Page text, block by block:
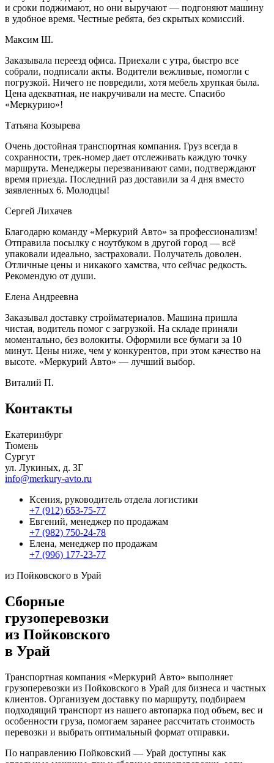
и сроки поджимают, но они выручают — подгоняют машину
в удобное время. Честные ребята, без скрытых комиссий.
Максим Ш.
Заказывала переезд офиса. Приехали с утра, быстро все
собрали, подписали акты. Водители вежливые, помогли с
погрузкой. Ничего не повредили, хотя мебель хрупкая была.
Цена адекватная, не накручивали на месте. Спасибо
«Меркурию»!
Татьяна Козырева
Очень достойная транспортная компания. Груз всегда в
сохранности, трек-номер дает отслеживать каждую точку
маршрута. Менеджеры перезванивают сами, подтверждают
время приезда. Последний раз доставили за 4 дня вместо
заявленных 6. Молодцы!
Сергей Лихачев
Благодарю команду «Меркурий Авто» за профессионализм!
Отправила посылку с ноутбуком в другой город — всё
упаковали идеально, застраховали. Получатель доволен.
Отличные цены и никакого хамства, что сейчас редкость.
Рекомендую от души.
Елена Андреевна
Заказывал доставку стройматериалов. Машина пришла
чистая, водитель помог с загрузкой. На складе приняли
моментально, без волокиты. Оформили все бумаги за 10
минут. Цены ниже, чем у конкурентов, при этом качество на
высоте. «Меркурий Авто» — лучший выбор.
Виталий П.
Контакты
Екатеринбург
Тюмень
Сургут
ул. Лукиных, д. 3Г
info@merkury-avto.ru
Ксения, руководитель отдела логистики
+7 (912) 653-75-77
Евгений, менеджер по продажам
+7 (982) 750-24-78
Елена, менеджер по продажам
+7 (996) 177-23-77
из Пойковского в Урай
Сборные
грузоперевозки
из Пойковского
в Урай
Транспортная компания «Меркурий Авто» выполняет
грузоперевозки из Пойковского в Урай для бизнеса и частных
клиентов. Организуем доставку по маршруту, подбираем
подходящий транспорт из нашего автопарка под объем, вес и
особенности груза, помогаем заранее рассчитать стоимость
перевозки и выбрать оптимальный формат отправки.
По направлению Пойковский — Урай доступны как